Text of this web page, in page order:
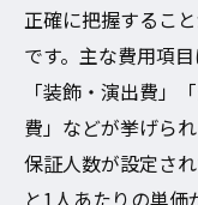
正確に把握するこ
です。主な費用項
「装飾・演出費」
費」などが挙げら
保証人数が設定さ
と1人あたりの単価